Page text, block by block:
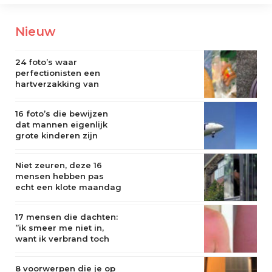
Nieuw
24 foto’s waar
perfectionisten een
hartverzakking van
16 foto’s die bewijzen
dat mannen eigenlijk
grote kinderen zijn
Niet zeuren, deze 16
mensen hebben pas
echt een klote maandag
17 mensen die dachten:
”ik smeer me niet in,
want ik verbrand toch
8 voorwerpen die je op